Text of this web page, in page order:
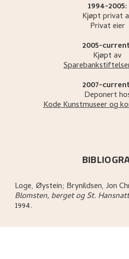
1994-2005:
Kjøpt privat
Privat eier
2005-
Kjøpt av
2007-
Deponert
Kode Kunstmuseer og
Loge, Øystein; Brynildsen, Jon
Blomsten, berget og St.
1994.